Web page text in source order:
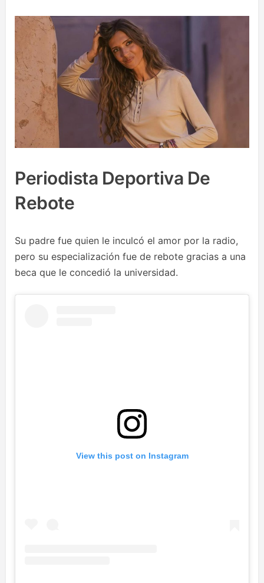
Periodista Deportiva De
Rebote
Su padre fue quien le inculcó el amor por la radio,
pero su especialización fue de rebote gracias a una
beca que le concedió la universidad.
View this post on Instagram